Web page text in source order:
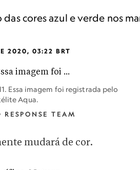
cores azul e verde nos
2020, 03:22 BRT
Essa imagem foi registrada pelo
Aqua.
TEAM
mudará de cor.